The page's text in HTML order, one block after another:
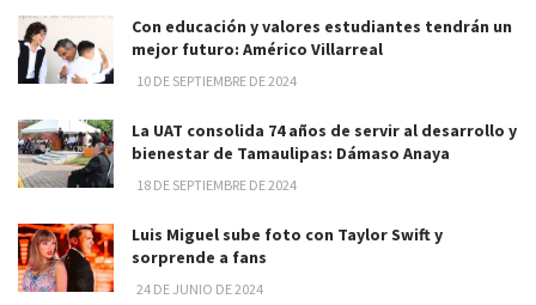
Con educación y valores estudiantes tendrán un
mejor futuro: Américo Villarreal
10 DE SEPTIEMBRE DE 2024
La UAT consolida 74 años de servir al desarrollo y
bienestar de Tamaulipas: Dámaso Anaya
18 DE SEPTIEMBRE DE 2024
Luis Miguel sube foto con Taylor Swift y
sorprende a fans
24 DE JUNIO DE 2024